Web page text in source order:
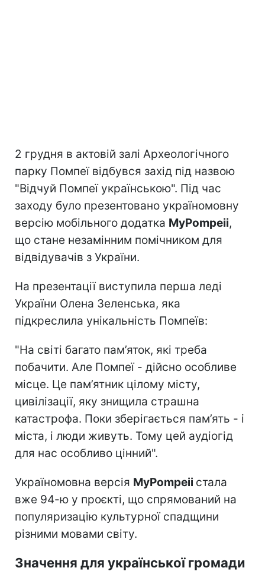
2 грудня в актовій залі Археологічного
парку Помпеї відбувся захід під назвою
"Відчуй Помпеї українською". Під час
заходу було презентовано україномовну
версію мобільного додатка MyPompeii,
що стане незамінним помічником для
відвідувачів з України.
На презентації виступила перша леді
України Олена Зеленська, яка
підкреслила унікальність Помпеїв:
"На світі багато пам’яток, які треба
побачити. Але Помпеї - дійсно особливе
місце. Це пам’ятник цілому місту,
цивілізації, яку знищила страшна
катастрофа. Поки зберігається пам’ять - і
міста, і люди живуть. Тому цей аудіогід
для нас особливо цінний".
Україномовна версія MyPompeii стала
вже 94-ю у проєкті, що спрямований на
популяризацію культурної спадщини
різними мовами світу.
Значення для української громади